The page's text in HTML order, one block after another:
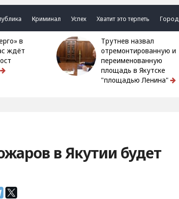
Криминал Успех Хватит это терпеть Город
ждёт
Трутнев назвал
отремонтированную и
переименованную
площадь в Якутске
"площадью Ленина"
в Якутии будет